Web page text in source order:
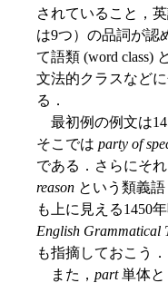
されていること，
は9つ）の品詞が認
て語類 (word class)
文法的クラスなど
る．
最初例の例文は
そこでは party of
である．さらにそ
reason という類義語
も上に見える1450
English Grammatical
も指摘しておこう．
また， part単体と